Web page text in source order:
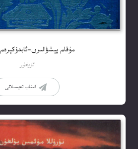
مۇقام پېشۋالىرى-
ئۇيغۇر
كىتاب تەپسىلاتى